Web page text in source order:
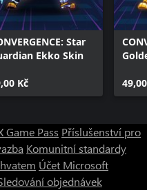
Star
Ekko Skin
Kč
Game Pass Příslušenství pro
Komunitní standardy
Účet Microsoft
objednávek